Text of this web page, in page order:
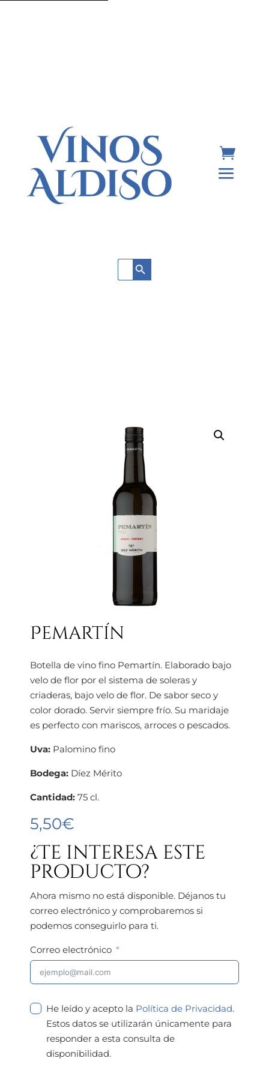
Buscar:
Botón de búsqueda
Pemartín
Botella de vino fino Pemartín. Elaborado bajo
velo de flor por el sistema de soleras y
criaderas, bajo velo de flor. De sabor seco y
color dorado. Servir siempre frío. Su maridaje
es perfecto con mariscos, arroces o pescados.
Uva: Palomino fino
Bodega: Díez Mérito
Cantidad: 75 cl.
5,50€
¿Te interesa este
producto?
Ahora mismo no está disponible. Déjanos tu
correo electrónico y comprobaremos si
podemos conseguirlo para ti.
Correo electrónico
He leído y acepto la Política de Privacidad.
Estos datos se utilizarán únicamente para
responder a esta consulta de
disponibilidad.